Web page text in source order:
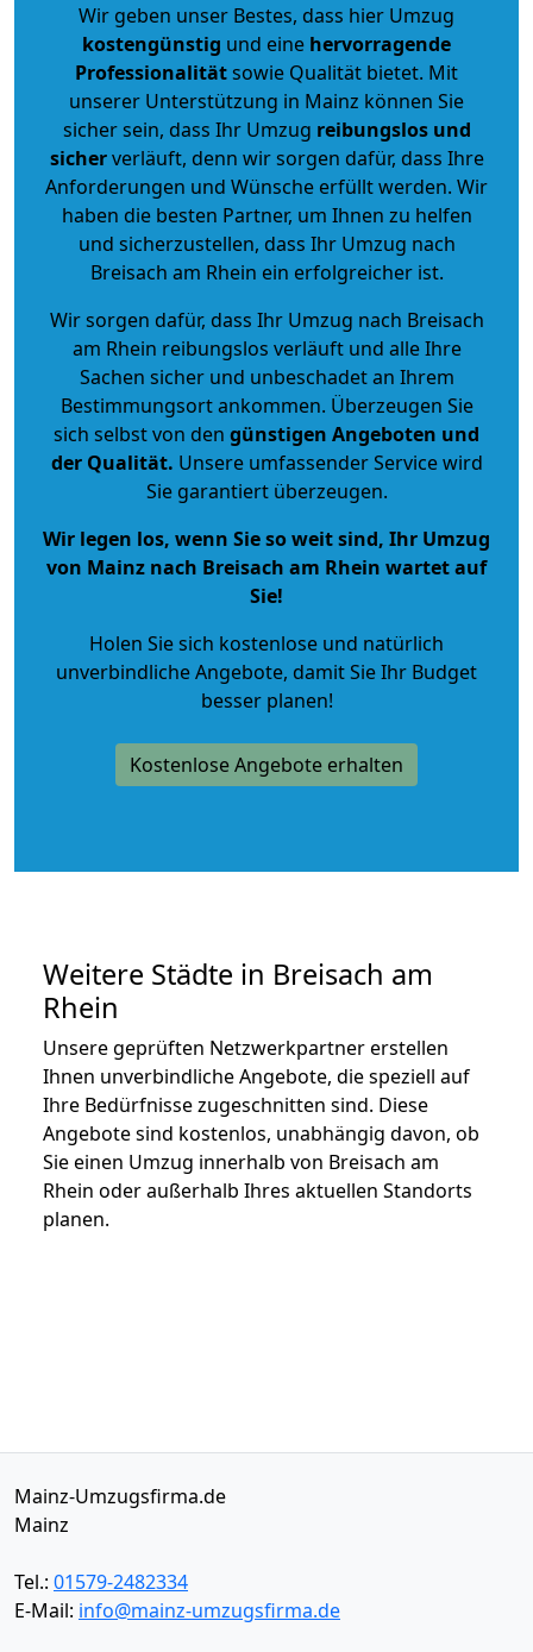
Wir geben unser Bestes, dass hier Umzug
kostengünstig und eine hervorragende
Professionalitätsowie Qualität bietet. Mit
unserer Unterstützung in Mainz können Sie
sicher sein, dass Ihr Umzug reibungslos und
sicherverläuft, denn wir sorgen dafür, dass Ihre
Anforderungen und Wünsche erfüllt werden. Wir
haben die besten Partner, um Ihnen zu helfen
und sicherzustellen, dass Ihr Umzug nach
Breisach am Rhein ein erfolgreicher ist.
Wir sorgen dafür, dass Ihr Umzug nach Breisach
am Rhein reibungslos verläuft und alle Ihre
Sachen sicher und unbeschadet an Ihrem
Bestimmungsort ankommen. Überzeugen Sie
sich selbst von den günstigen Angeboten und
der Qualität. Unsere umfassender Service wird
Sie garantiert überzeugen.
Wir legen los, wenn Sie so weit sind, Ihr Umzug
von Mainz nach Breisach am Rhein wartet auf
Sie!
Holen Sie sich kostenlose und natürlich
unverbindliche Angebote, damit Sie Ihr Budget
besser planen!
Kostenlose Angebote erhalten
Weitere Städte in Breisach am
Rhein
Unsere geprüften Netzwerkpartner erstellen
Ihnen unverbindliche Angebote, die speziell auf
Ihre Bedürfnisse zugeschnitten sind. Diese
Angebote sind kostenlos, unabhängig davon, ob
Sie einen Umzug innerhalb von Breisach am
Rhein oder außerhalb Ihres aktuellen Standorts
planen.
Mainz-Umzugsfirma.de
Mainz
Tel.: 01579-2482334
E-Mail: info@mainz-umzugsfirma.de